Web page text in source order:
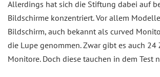
Allerdings hat sich die Stiftung dabei auf
Bildschirme konzentriert. Vor allem
Bildschirm, auch bekannt als curved
die Lupe genommen. Zwar gibt es auch 24
Monitore. Doch diese tauchen in dem Test